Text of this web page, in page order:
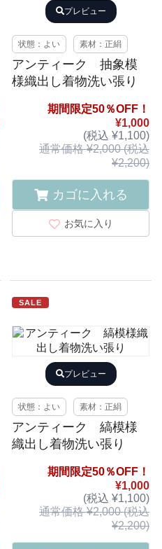
プレビュー
状態：よい 素材：正絹
アンティーク 抽象模
様織出し着物洗い張り
期間限定50％OFF！
¥1,000
(税込 ¥1,100)
通常価格 ¥2,000 (税込
¥2,200)
カゴに入れる
お気に入り
SALE
プレビュー
状態：よい 素材：正絹
アンティーク 縞模様
織出し着物洗い張り
期間限定50％OFF！
¥1,000
(税込 ¥1,100)
通常価格 ¥2,000 (税込
¥2,200)